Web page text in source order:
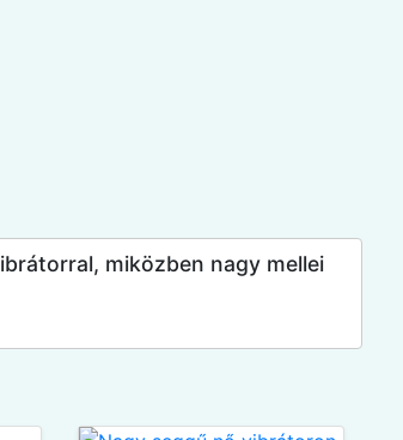
miközben nagy mellei